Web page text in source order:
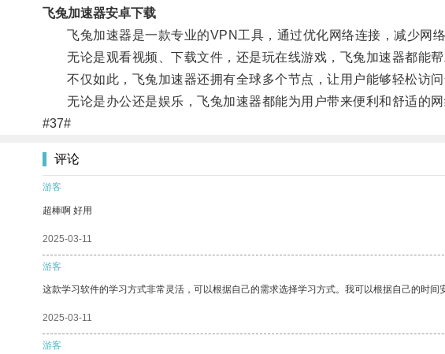
飞兔加速器安卓下载
飞兔加速器是一款专业的VPN工具，通过优化网络连接，减少网络
无论是观看视频、下载文件，还是玩在线游戏，飞兔加速器都能帮
不仅如此，飞兔加速器还拥有全球多个节点，让用户能够轻松访问
无论是办公还是娱乐，飞兔加速器都能为用户带来便利和舒适的网
#37#
评论
游客
超棒啊 好用
2025-03-11
游客
这款学习软件的学习方式非常灵活，可以根据自己的需求选择学习方式。我可以根据自己的时间
2025-03-11
游客